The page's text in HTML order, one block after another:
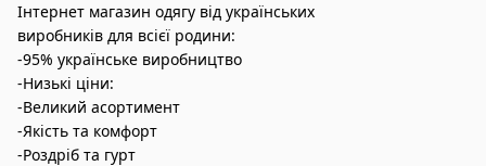
Інтернет магазин одягу від українських
виробників для всієї родини:
-95% українське виробництво
-Низькі ціни:
-Великий асортимент
-Якість та комфорт
-Роздріб та гурт